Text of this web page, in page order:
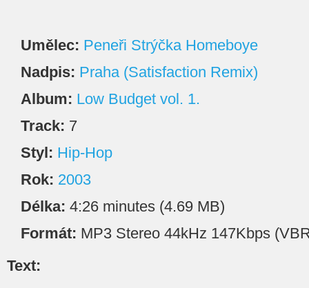
Umělec: Peneři Strýčka Homeboye
Nadpis: Praha (Satisfaction Remix)
Album: Low Budget vol. 1.
Track: 7
Styl: Hip-Hop
Rok: 2003
Délka: 4:26 minutes (4.69 MB)
Formát: MP3 Stereo 44kHz 147Kbps
Text: